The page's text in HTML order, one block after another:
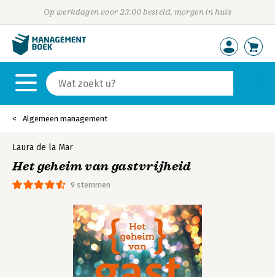
Op werkdagen voor 23:00 besteld, morgen in huis
Algemeen management
9 stemmen
Laura de la Mar
Het geheim van gastvrijheid